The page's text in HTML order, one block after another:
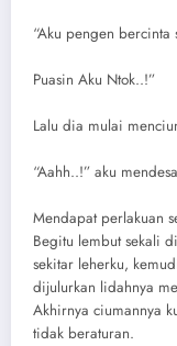
“Aku pengen bercinta
Puasin Aku Ntok..!”
Lalu dia mulai
“Aahh..!” aku
Mendapat perlakuan
Begitu lembut sekali
sekitar leherku,
dijulurkan lidahnya
Akhirnya ciumannya
tidak beraturan.